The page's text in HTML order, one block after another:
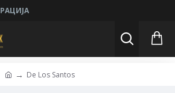
De Los Santos